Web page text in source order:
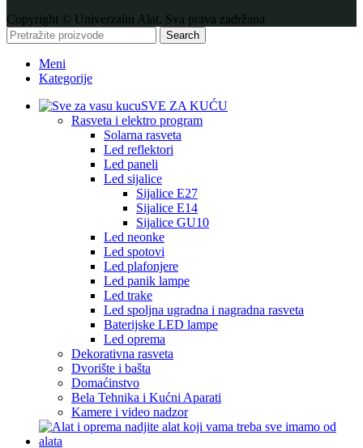
Copyright © Univerzalni Alat. Sva prava zadržana
Search
Meni
Kategorije
SVE ZA KUĆU
Rasveta i elektro program
Solarna rasveta
Led reflektori
Led paneli
Led sijalice
Sijalice E27
Sijalice E14
Sijalice GU10
Led neonke
Led spotovi
Led plafonjere
Led panik lampe
Led trake
Led spoljna ugradna i nagradna rasveta
Baterijske LED lampe
Led oprema
Dekorativna rasveta
Dvorište i bašta
Domaćinstvo
Bela Tehnika i Kućni Aparati
Kamere i video nadzor